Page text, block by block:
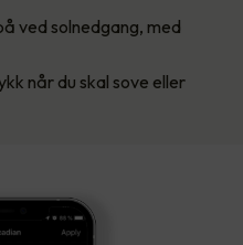
ved solnedgang, med
når du skal sove eller